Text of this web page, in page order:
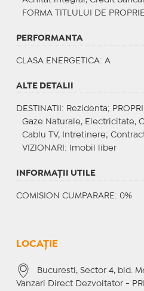
FORMA TITLULUI DE
PERFORMANTA
CLASA ENERGETICA: A
ALTE DETALII
DESTINATII : Rezidenta;
Gaze Naturale, Electricitate,
Cablu TV, Intretinere;
VIZIONARI : Imobil liber
INFORMAŢII UTILE
COMISION CUMPARARE: 0%
LOCAȚIE
Bucuresti, Sector 4, bld.
Vanzari Direct Dezvoltator -